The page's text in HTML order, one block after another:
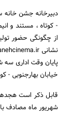
دبیرخانه جشن خانه
- کوتاه ، مستند و
از چگونگی حضور
خیابان بهارجنوبی - کوچه
شهریور ماه مصادف